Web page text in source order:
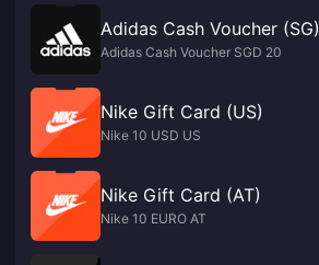
Adidas Cash Voucher (SG)
Adidas Cash Voucher SGD 20
Nike Gift Card (US)
Nike 10 USD US
Nike Gift Card (AT)
Nike 10 EURO AT